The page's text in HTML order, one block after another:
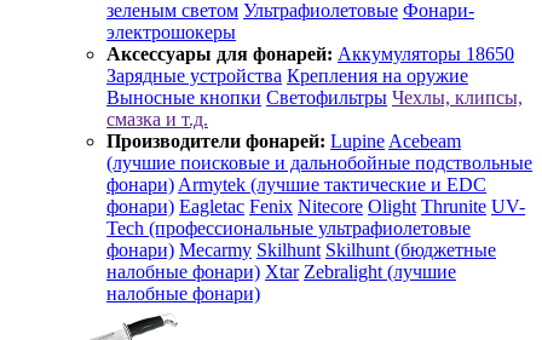
зеленым светом Ультрафиолетовые Фонари-
электрошокеры
Аксессуары для фонарей: Аккумуляторы 18650
Зарядные устройства Крепления на оружие
Выносные кнопки Светофильтры Чехлы, клипсы,
смазка и т.д.
Производители фонарей: Lupine Acebeam
(лучшие поисковые и дальнобойные подствольные
фонари) Armytek (лучшие тактические и EDC
фонари) Eagletac Fenix Nitecore Olight Thrunite UV-
Tech (профессиональные ультрафиолетовые
фонари) Mecarmy Skilhunt Skilhunt (бюджетные
налобные фонари) Xtar Zebralight (лучшие
налобные фонари)